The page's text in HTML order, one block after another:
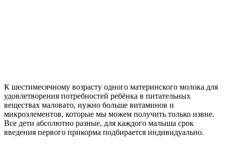
К шестимесячному возрасту одного материнского молока для
удовлетворения потребностей ребёнка в питательных
веществах маловато, нужно больше витаминов и
микроэлементов, которые мы можем получить только извне.
Все дети абсолютно разные, для каждого малыша срок
введения первого прикорма подбирается индивидуально.